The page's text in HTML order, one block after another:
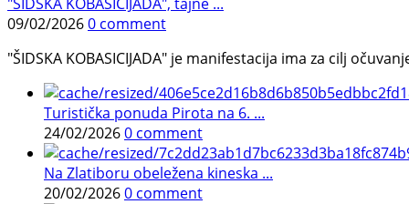
09/02/20260 comment
"ŠIDSKA KOBASICIJADA" je manifestacija ima za cilj
Turistička ponuda Pirota na 6. ...
24/02/20260 comment
Na Zlatiboru obeležena kineska ...
20/02/20260 comment